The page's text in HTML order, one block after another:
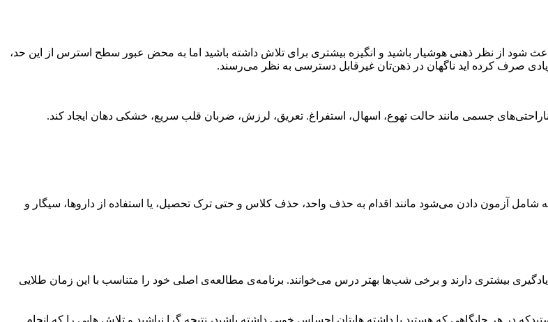
شود از نظر ذهنی هوشیار باشید و انگیزه بیشتری برای تلاش داشته باشید اما به محض عبور سطح استرس از این حد،
صرف کرده اید ناگهان در ذهن‌تان غیرقابل دسترسی به نظر می‌رسند.
جسمی مانند حالت تهوع، اسهال، استفراغ. تعریق، لرزش، ضربان قلب سریع، خشکی دهان ایجاد کند.
آزمون دادن می‌شود مانند اقدام به حذف واحد، حذف کلاس و حتی ترک تحصیل، یا استفاده از داروها، سیگار و
بیشتری دارند و برخی شب‌ها بهتر درس می‌خوانند. برنامه‌ی مطالعه‌ی اصلی خود را متناسب با این زمان طلایی
در هر جایگاهی که هستید با داشته هایتان احساس خوبی داشته باشید، نتیجه گرا نباشید و تلاش هایی را که انجام